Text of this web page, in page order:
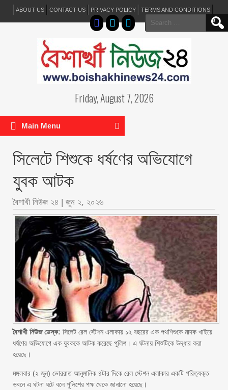
ABOUT US CONTACT US PRIVACY POLICY TERMS AND CONDITIONS
Search
for:
Friday, August 7, 2026
Main Menu
সিলেটে শিশুকে ধর্ষণের অভিযোগে
যুবক আটক
বৈশাখী নিউজ ২৪ | জুন ২, ২০২৬
বৈশাখী নিউজ ডেস্ক: সিলেট রেল স্টেশন এলাকায় ১২ বছরের এক পথশিশুকে মাদক খাইয়ে
ধর্ষণের অভিযোগে এক যুবককে আটক করেছে পুলিশ। এ ঘটনায় শিশুটিকে উদ্ধার করা
হয়েছে।
মঙ্গলবার (২ জুন) ভোররাত আনুমানিক ৪টার দিকে রেল স্টেশন এলাকার একটি পরিত্যক্ত
ভবনে এ ঘটনা ঘটে বলে পুলিশের পক্ষ থেকে জানানো হয়েছে।